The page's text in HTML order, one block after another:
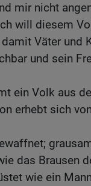
mir nicht
will diesem
Väter und
und sein
ein Volk aus
erhebt sich
das Brausen
wie ein